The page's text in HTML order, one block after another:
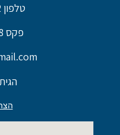
טלפון 03-7580342
פקס 03-7580348
הגיתית